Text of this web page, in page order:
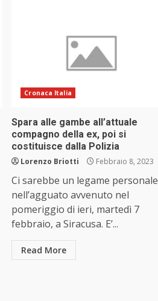
Cronaca Italia
Spara alle gambe all’attuale
compagno della ex, poi si
costituisce dalla Polizia
Lorenzo Briotti Febbraio 8, 2023
Ci sarebbe un legame personale
nell’agguato avvenuto nel
pomeriggio di ieri, martedì 7
febbraio, a Siracusa. E’...
Read More